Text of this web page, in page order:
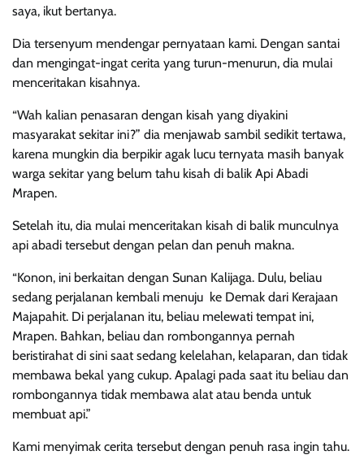
saya, ikut bertanya.
Dia tersenyum mendengar pernyataan kami. Dengan santai
dan mengingat-ingat cerita yang turun-menurun, dia mulai
menceritakan kisahnya.
“Wah kalian penasaran dengan kisah yang diyakini
masyarakat sekitar ini?” dia menjawab sambil sedikit tertawa,
karena mungkin dia berpikir agak lucu ternyata masih banyak
warga sekitar yang belum tahu kisah di balik Api Abadi
Mrapen.
Setelah itu, dia mulai menceritakan kisah di balik munculnya
api abadi tersebut dengan pelan dan penuh makna.
“Konon, ini berkaitan dengan Sunan Kalijaga. Dulu, beliau
sedang perjalanan kembali menuju ke Demak dari Kerajaan
Majapahit. Di perjalanan itu, beliau melewati tempat ini,
Mrapen. Bahkan, beliau dan rombongannya pernah
beristirahat di sini saat sedang kelelahan, kelaparan, dan tidak
membawa bekal yang cukup. Apalagi pada saat itu beliau dan
rombongannya tidak membawa alat atau benda untuk
membuat api.”
Kami menyimak cerita tersebut dengan penuh rasa ingin tahu.